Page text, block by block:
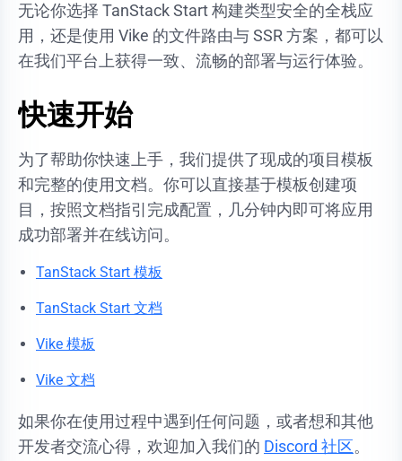
无论你选择 TanStack Start 构建类型安全的全栈应
用，还是使用 Vike 的文件路由与 SSR 方案，都可以
在我们平台上获得一致、流畅的部署与运行体验。
快速开始
为了帮助你快速上手，我们提供了现成的项目模板
和完整的使用文档。你可以直接基于模板创建项
目，按照文档指引完成配置，几分钟内即可将应用
成功部署并在线访问。
TanStack Start 模板
TanStack Start 文档
Vike 模板
Vike 文档
如果你在使用过程中遇到任何问题，或者想和其他
开发者交流心得，欢迎加入我们的 Discord 社区。